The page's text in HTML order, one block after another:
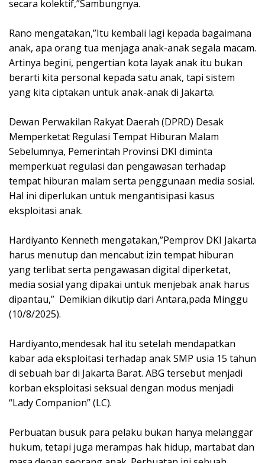
secara kolektif,”Sambungnya.
‎Rano mengatakan,”Itu kembali lagi kepada bagaimana
anak, apa orang tua menjaga anak-anak segala macam.
Artinya begini, pengertian kota layak anak itu bukan
berarti kita personal kepada satu anak, tapi sistem
yang kita ciptakan untuk anak-anak di Jakarta.
‎Dewan Perwakilan Rakyat Daerah (DPRD) Desak
Memperketat Regulasi Tempat Hiburan Malam
‎Sebelumnya, Pemerintah Provinsi DKI diminta
memperkuat regulasi dan pengawasan terhadap
tempat hiburan malam serta penggunaan media sosial.
Hal ini diperlukan untuk mengantisipasi kasus
eksploitasi anak.
‎Hardiyanto Kenneth mengatakan,”Pemprov DKI Jakarta
harus menutup dan mencabut izin tempat hiburan
yang terlibat serta pengawasan digital diperketat,
media sosial yang dipakai untuk menjebak anak harus
dipantau,” Demikian dikutip dari Antara,pada Minggu
(10/8/2025).
‎Hardiyanto,mendesak hal itu setelah mendapatkan
kabar ada eksploitasi terhadap anak SMP usia 15 tahun
di sebuah bar di Jakarta Barat. ABG tersebut menjadi
korban eksploitasi seksual dengan modus menjadi
“Lady Companion” (LC).
‎Perbuatan busuk para pelaku bukan hanya melanggar
hukum, tetapi juga merampas hak hidup, martabat dan